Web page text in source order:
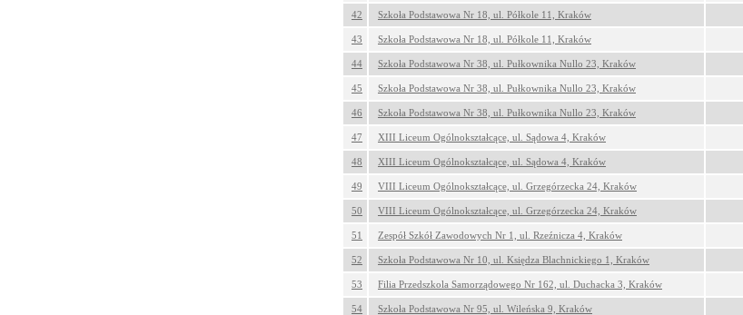
42 Szkoła Podstawowa Nr 18, ul. Półkole 11, Kraków
43 Szkoła Podstawowa Nr 18, ul. Półkole 11, Kraków
44 Szkoła Podstawowa Nr 38, ul. Pułkownika Nullo 23, Kraków
45 Szkoła Podstawowa Nr 38, ul. Pułkownika Nullo 23, Kraków
46 Szkoła Podstawowa Nr 38, ul. Pułkownika Nullo 23, Kraków
47 XIII Liceum Ogólnokształcące, ul. Sądowa 4, Kraków
48 XIII Liceum Ogólnokształcące, ul. Sądowa 4, Kraków
49 VIII Liceum Ogólnokształcące, ul. Grzegórzecka 24, Kraków
50 VIII Liceum Ogólnokształcące, ul. Grzegórzecka 24, Kraków
51 Zespół Szkół Zawodowych Nr 1, ul. Rzeźnicza 4, Kraków
52 Szkoła Podstawowa Nr 10, ul. Księdza Blachnickiego 1, Kraków
53 Filia Przedszkola Samorządowego Nr 162, ul. Duchacka 3, Kraków
54 Szkoła Podstawowa Nr 95, ul. Wileńska 9, Kraków